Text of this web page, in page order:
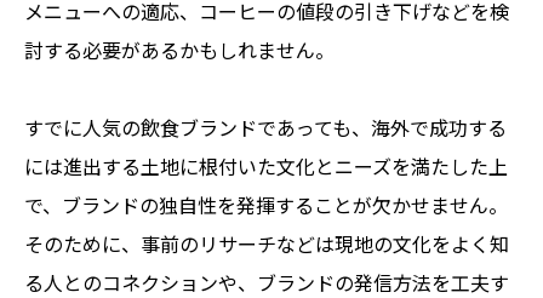
メニューへの適応、コーヒーの値段の引き下げなどを検
討する必要があるかもしれません。
すでに人気の飲食ブランドであっても、海外で成功する
には進出する土地に根付いた文化とニーズを満たした上
で、ブランドの独自性を発揮することが欠かせません。
そのために、事前のリサーチなどは現地の文化をよく知
る人とのコネクションや、ブランドの発信方法を工夫す